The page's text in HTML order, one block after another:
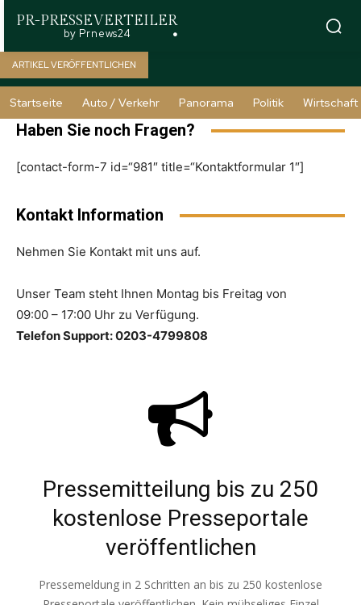
PR-PRESSEVERTEILER
by Prnews24
ARTIKEL VERÖFFENTLICHEN
Startseite Auto / Verkehr Panorama Politik Wirtschaft
Haben Sie noch Fragen?
[contact-form-7 id=“981″ title=“Kontaktformular 1″]
Kontakt Information
Nehmen Sie Kontakt mit uns auf.
Unser Team steht Ihnen Montag bis Freitag von
09:00 – 17:00 Uhr zu Verfügung.
Telefon Support: 0203-4799808
Pressemitteilung bis zu 250
kostenlose Presseportale
veröffentlichen
Pressemeldung in 2 Schritten an bis zu 250 kostenlose